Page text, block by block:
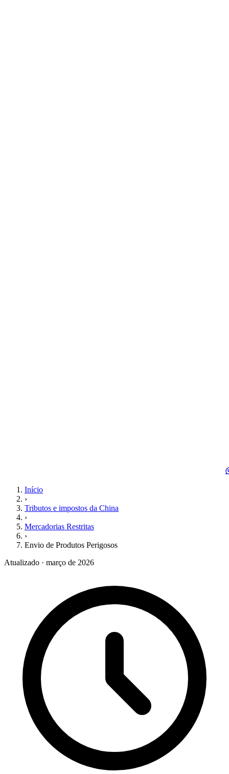
Início
›
Tributos e impostos da China
›
Mercadorias Restritas
›
Envio de Produtos Perigosos
Atualizado · março de 2026